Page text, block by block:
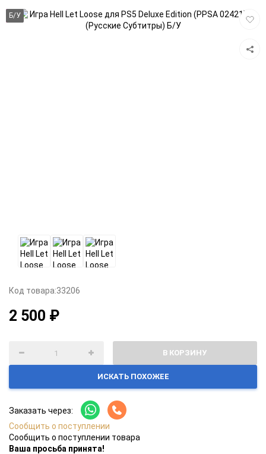
Б/У
Код товара:33206
2 500 ₽
В КОРЗИНУ
ИСКАТЬ ПОХОЖЕЕ
Заказать через:
Сообщить о поступлении
Сообщить о поступлении товара
Ваша просьба принята!